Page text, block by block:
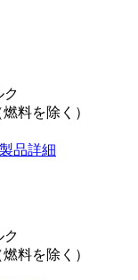
ク
料を除く）
製品詳細
ク
料を除く）